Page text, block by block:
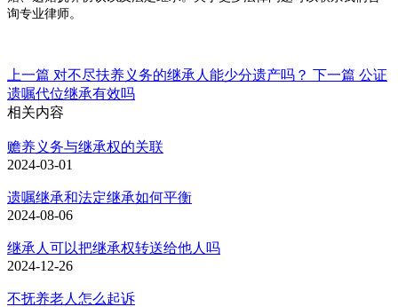
询专业律师。
上一篇 对不尽扶养义务的继承人能少分遗产吗？ 下一篇 公证
遗嘱代位继承有效吗
相关内容
赡养义务与继承权的关联
2024-03-01
遗嘱继承和法定继承如何平衡
2024-08-06
继承人可以把继承权转送给他人吗
2024-12-26
不抚养老人怎么起诉